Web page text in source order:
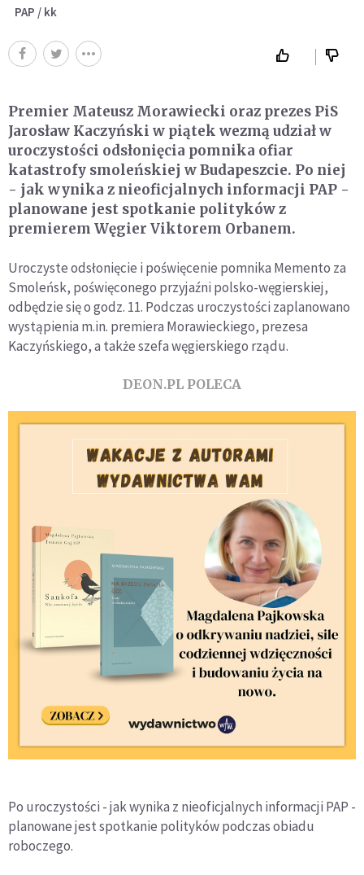
PAP / kk
Premier Mateusz Morawiecki oraz prezes PiS
Jarosław Kaczyński w piątek wezmą udział w
uroczystości odsłonięcia pomnika ofiar
katastrofy smoleńskiej w Budapeszcie. Po niej
- jak wynika z nieoficjalnych informacji PAP -
planowane jest spotkanie polityków z
premierem Węgier Viktorem Orbanem.
Uroczyste odsłonięcie i poświęcenie pomnika Memento za
Smoleńsk, poświęconego przyjaźni polsko-węgierskiej,
odbędzie się o godz. 11. Podczas uroczystości zaplanowano
wystąpienia m.in. premiera Morawieckiego, prezesa
Kaczyńskiego, a także szefa węgierskiego rządu.
DEON.PL POLECA
Po uroczystości - jak wynika z nieoficjalnych informacji PAP -
planowane jest spotkanie polityków podczas obiadu
roboczego.